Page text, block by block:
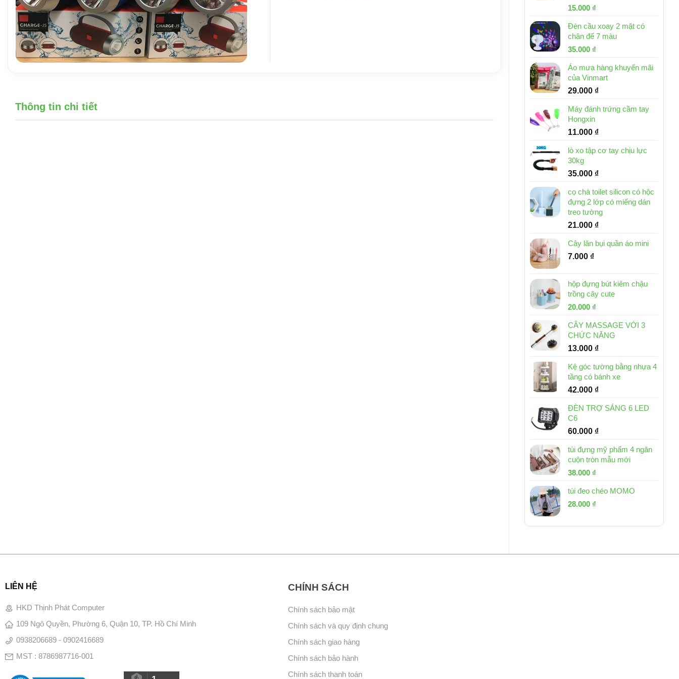
Giá
là:
32.000 ₫.
15.000 ₫
tại
là:
Đèn cầu xoay 2 mặt có
chân đế 7 màu
Giá
là:
46.000 ₫.
35.000 ₫
tại
là:
35.000 ₫.
Áo mưa hàng khuyến mãi
của Vinmart
29.000 ₫
Máy đánh trứng cầm tay
Hongxin
11.000 ₫
lò xo tập cơ tay chịu lực
30kg
35.000 ₫
cọ chà toilet silicon có hộc
đựng 2 lớp có miếng dán
treo tường
21.000 ₫
Cây lăn bụi quần áo mini
7.000 ₫
hộp đựng bút kiêm chậu
trồng cây cute
Giá
là:
30.000 ₫.
20.000 ₫
tại
là:
20.000 ₫.
CÂY MASSAGE VỚI 3
CHỨC NĂNG
13.000 ₫
Kệ góc tường bằng nhựa 4
tầng có bánh xe
42.000 ₫
ĐÈN TRỢ SÁNG 6 LED
C6
60.000 ₫
túi đựng mỹ phẩm 4 ngăn
cuộn tròn mẫu mới
Giá
là:
53.000 ₫.
38.000 ₫
tại
túi đeo chéo MOMO
Giá
là:
28.000 ₫
tại
Thông tin chi tiết
LIÊN HỆ
HKD Thịnh Phát Computer
109 Ngô Quyền, Phường 6, Quận 10, TP. Hồ Chí Minh
0938206689 - 0902416689
MST : 8786987716-001
CHÍNH SÁCH
Chính sách bảo mật
Chính sách và quy định chung
Chính sách giao hàng
Chính sách bảo hành
Chính sách thanh toán